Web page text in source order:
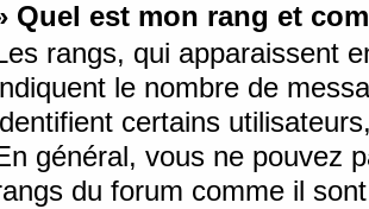
Quel est mon rang et
rangs, qui apparaissent
le nombre de
certains
général, vous ne pouvez
du forum comme il